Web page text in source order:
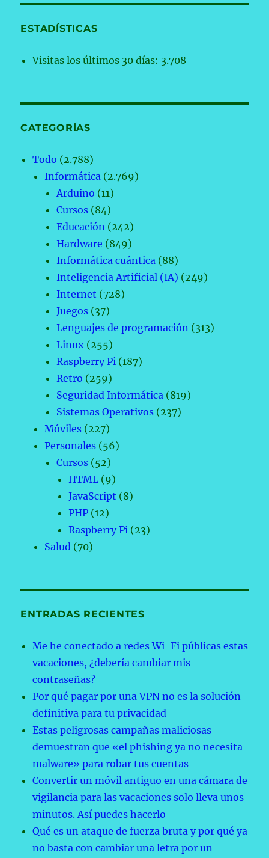
ESTADÍSTICAS
Visitas los últimos 30 días: 3.708
CATEGORÍAS
Todo (2.788)
Informática (2.769)
Arduino (11)
Cursos (84)
Educación (242)
Hardware (849)
Informática cuántica (88)
Inteligencia Artificial (IA) (249)
Internet (728)
Juegos (37)
Lenguajes de programación (313)
Linux (255)
Raspberry Pi (187)
Retro (259)
Seguridad Informática (819)
Sistemas Operativos (237)
Móviles (227)
Personales (56)
Cursos (52)
HTML (9)
JavaScript (8)
PHP (12)
Raspberry Pi (23)
Salud (70)
ENTRADAS RECIENTES
Me he conectado a redes Wi-Fi públicas estas
vacaciones, ¿debería cambiar mis
contraseñas?
Por qué pagar por una VPN no es la solución
definitiva para tu privacidad
Estas peligrosas campañas maliciosas
demuestran que «el phishing ya no necesita
malware» para robar tus cuentas
Convertir un móvil antiguo en una cámara de
vigilancia para las vacaciones solo lleva unos
minutos. Así puedes hacerlo
Qué es un ataque de fuerza bruta y por qué ya
no basta con cambiar una letra por un